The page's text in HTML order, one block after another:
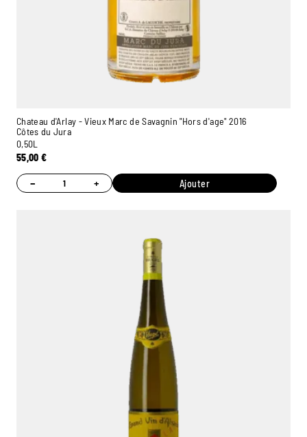
Chateau d'Arlay - Vieux Marc de Savagnin "Hors d'age" 2016
Côtes du Jura
0,50L
55,00€
− + Ajouter